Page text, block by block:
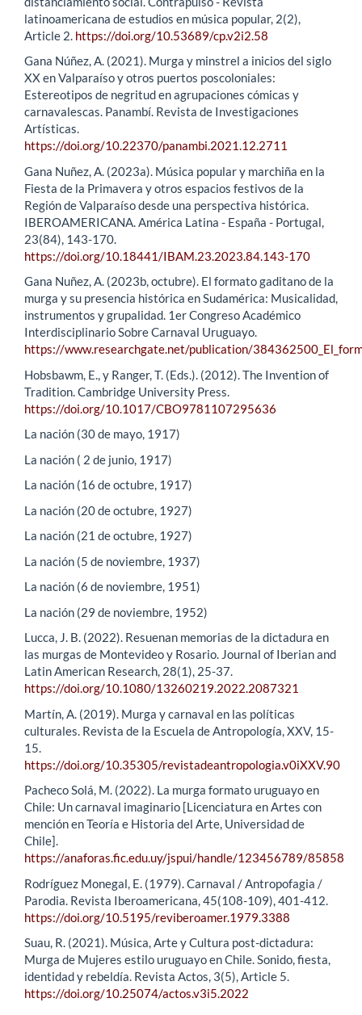
latinoamericana de estudios en música popular, 2(2),
Article 2. https://doi.org/10.53689/cp.v2i2.58
Gana Núñez, A. (2021). Murga y minstrel a inicios del siglo
XX en Valparaíso y otros puertos poscoloniales:
Estereotipos de negritud en agrupaciones cómicas y
carnavalescas. Panambí. Revista de Investigaciones
Artísticas.
https://doi.org/10.22370/panambi.2021.12.2711
Gana Nuñez, A. (2023a). Música popular y marchiña en la
Fiesta de la Primavera y otros espacios festivos de la
Región de Valparaíso desde una perspectiva histórica.
IBEROAMERICANA. América Latina - España - Portugal,
23(84), 143-170.
https://doi.org/10.18441/IBAM.23.2023.84.143-170
Gana Nuñez, A. (2023b, octubre). El formato gaditano de la
murga y su presencia histórica en Sudamérica: Musicalidad,
instrumentos y grupalidad. 1er Congreso Académico
Interdisciplinario Sobre Carnaval Uruguayo.
https://www.researchgate.net/publication/
Hobsbawm, E., y Ranger, T. (Eds.). (2012). The Invention of
Tradition. Cambridge University Press.
https://doi.org/10.1017/CBO9781107295636
La nación (30 de mayo, 1917)
La nación ( 2 de junio, 1917)
La nación (16 de octubre, 1917)
La nación (20 de octubre, 1927)
La nación (21 de octubre, 1927)
La nación (5 de noviembre, 1937)
La nación (6 de noviembre, 1951)
La nación (29 de noviembre, 1952)
Lucca, J. B. (2022). Resuenan memorias de la dictadura en
las murgas de Montevideo y Rosario. Journal of Iberian and
Latin American Research, 28(1), 25-37.
https://doi.org/10.1080/13260219.2022.2087321
Martín, A. (2019). Murga y carnaval en las políticas
culturales. Revista de la Escuela de Antropología, XXV, 15-
15.
https://doi.org/10.35305/revistadeantropologia.v0iXXV.90
Pacheco Solá, M. (2022). La murga formato uruguayo en
Chile: Un carnaval imaginario [Licenciatura en Artes con
mención en Teoría e Historia del Arte, Universidad de
Chile].
https://anaforas.fic.edu.uy/jspui/handle/123456789/85858
Rodríguez Monegal, E. (1979). Carnaval / Antropofagia /
Parodia. Revista Iberoamericana, 45(108-109), 401-412.
https://doi.org/10.5195/reviberoamer.1979.3388
Suau, R. (2021). Música, Arte y Cultura post-dictadura:
Murga de Mujeres estilo uruguayo en Chile. Sonido, fiesta,
identidad y rebeldía. Revista Actos, 3(5), Article 5.
https://doi.org/10.25074/actos.v3i5.2022